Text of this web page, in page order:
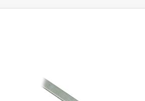
oxidierten Cadmium-, Kupfer-, Gold- und
von bleifreiem Lot findet in einem viel engeren
als der von SnPb-Legierungen. Dies stellt
Genauigkeit und Einhaltung der eingestellten